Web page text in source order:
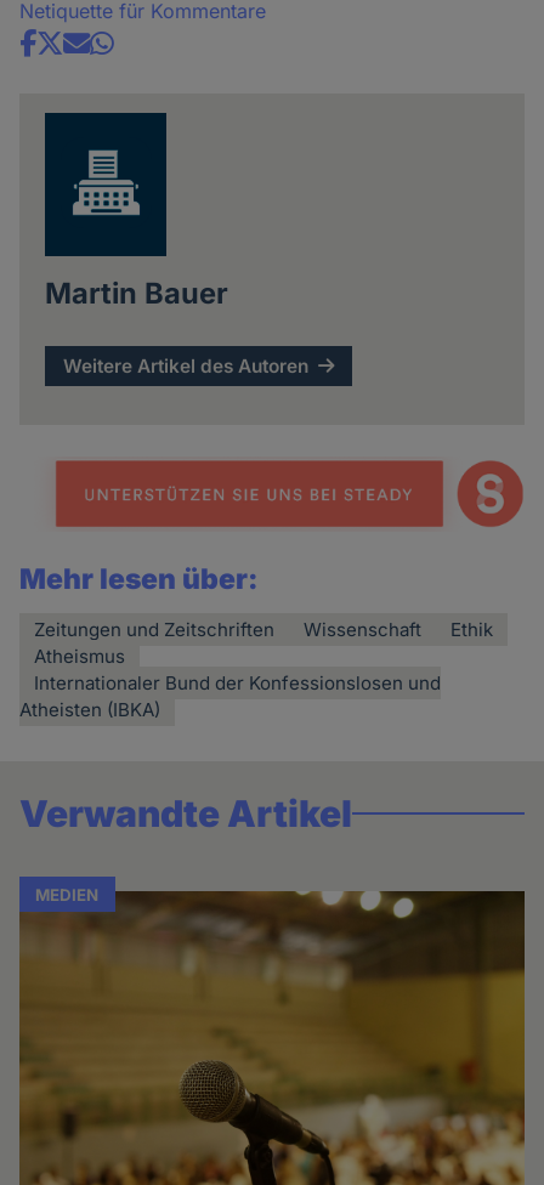
Netiquette für Kommentare
Share
Martin Bauer
Weitere Artikel des Autoren
Mehr lesen über:
Zeitungen und Zeitschriften Wissenschaft
Ethik
Atheismus
Internationaler Bund der Konfessionslosen und
Atheisten (IBKA)
Verwandte Artikel
MEDIEN